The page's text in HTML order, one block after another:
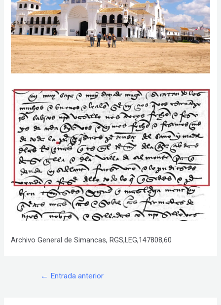
Archivo General de Simancas, RGS,LEG,147808,60
Navegación
← Entrada anterior